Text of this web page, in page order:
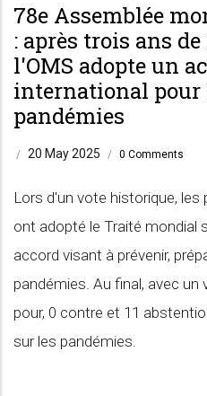
78e Assemblée
: après trois ans
l'OMS adopte un
international pour
pandémies
/ 20 May 2025 / 0 Comments
Lors d'un vote historique,
ont adopté le Traité mondial
accord visant à prévenir,
pandémies. Au final, avec
pour, 0 contre et 11
sur les pandémies.